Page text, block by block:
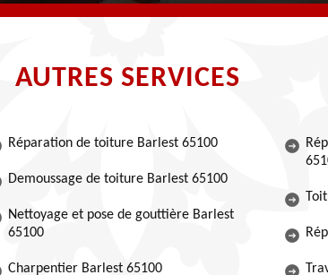
AUTRES SERVICES
Réparation de toiture Barlest 65100
Demoussage de toiture Barlest 65100
Nettoyage et pose de gouttière Barlest
65100
Charpentier Barlest 65100